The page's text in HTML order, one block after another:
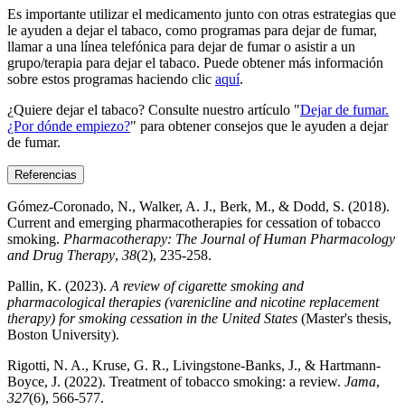
Es importante utilizar el medicamento junto con otras estrategias que
le ayuden a dejar el tabaco, como programas para dejar de fumar,
llamar a una línea telefónica para dejar de fumar o asistir a un
grupo/terapia para dejar el tabaco. Puede obtener más información
sobre estos programas haciendo clic aquí.
¿Quiere dejar el tabaco? Consulte nuestro artículo "Dejar de fumar.
¿Por dónde empiezo?" para obtener consejos que le ayuden a dejar
de fumar.
Referencias
Gómez‐Coronado, N., Walker, A. J., Berk, M., & Dodd, S. (2018).
Current and emerging pharmacotherapies for cessation of tobacco
smoking. Pharmacotherapy: The Journal of Human Pharmacology
and Drug Therapy, 38(2), 235-258.
Pallin, K. (2023). A review of cigarette smoking and
pharmacological therapies (varenicline and nicotine replacement
therapy) for smoking cessation in the United States (Master's thesis,
Boston University).
Rigotti, N. A., Kruse, G. R., Livingstone-Banks, J., & Hartmann-
Boyce, J. (2022). Treatment of tobacco smoking: a review. Jama,
327(6), 566-577.